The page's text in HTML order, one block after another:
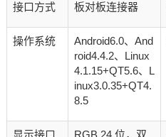
接口方式 板对板连接器
操作系统
Android6.0、And
roid4.4.2、Linux
4.1.15+QT5.6、L
inux3.0.35+QT4.
8.5
显示接口
RGB 24 位，双